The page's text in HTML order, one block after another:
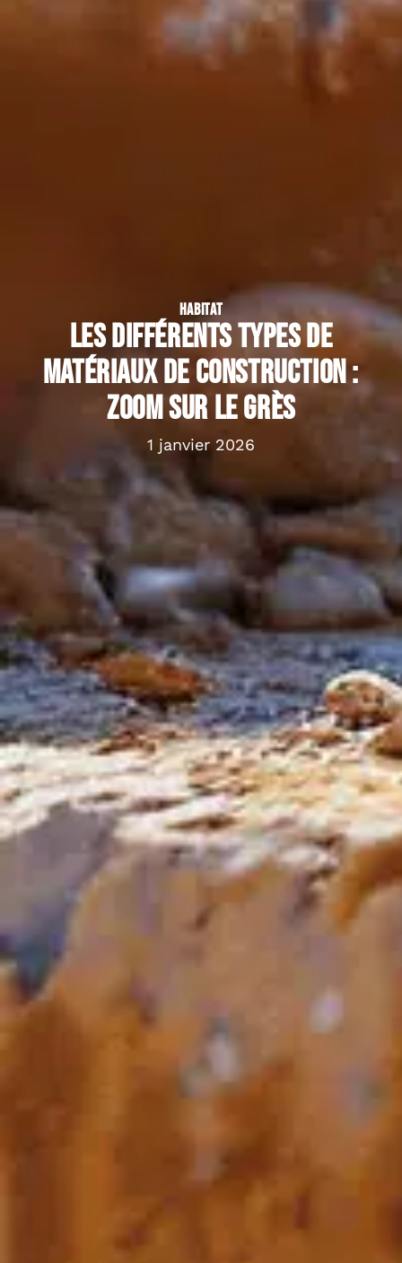
HABITAT
Les différents types de
matériaux de construction :
zoom sur le grès
1 janvier 2026